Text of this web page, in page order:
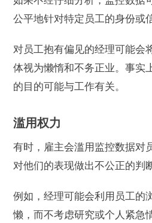
公平地针对特定员工的身份或
对员工抱有偏见的经理可能会
体视为懒惰和不务正业。事实
的目的可能与工作有关。
滥用权力
有时，雇主会滥用监控数据对
对他们的表现做出不公正的判
例如，经理可能会利用员工的
懒，而不考虑研究或个人紧急